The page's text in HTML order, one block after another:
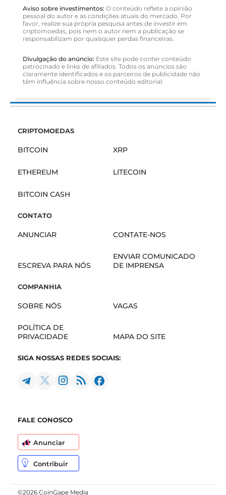
Aviso sobre investimentos: O conteúdo reflete a opinião
pessoal do autor e as condições atuais do mercado. Por
favor, realize sua própria pesquisa antes de investir em
criptomoedas, pois nem o autor nem a publicação se
responsabilizam por quaisquer perdas financeiras.
Divulgação do anúncio: Este site pode conter conteúdo
patrocinado e links de afiliados. Todos os anúncios são
claramente identificados e os parceiros de publicidade não
têm influência sobre nosso conteúdo editorial.
CRIPTOMOEDAS
BITCOIN XRP
ETHEREUM LITECOIN
BITCOIN CASH
CONTATO
ANUNCIAR CONTATE-NOS
ESCREVA PARA NÓS
ENVIAR COMUNICADO
DE IMPRENSA
COMPANHIA
SOBRE NÓS VAGAS
POLÍTICA DE
PRIVACIDADE
MAPA DO SITE
SIGA NOSSAS REDES SOCIAIS:
FALE CONOSCO
Anunciar
Contribuir
©2026 CoinGape Media